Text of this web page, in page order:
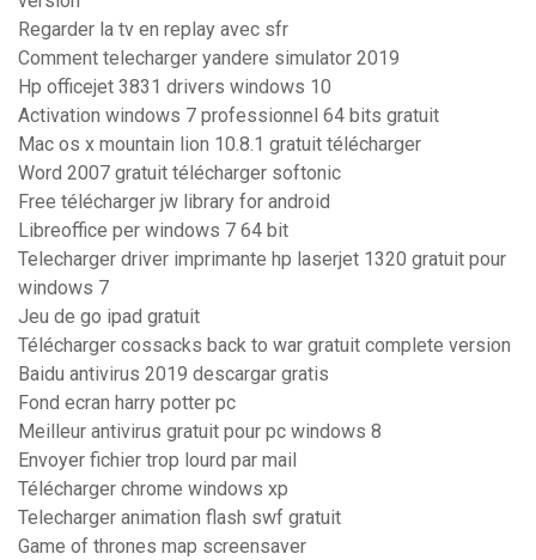
Regarder la tv en replay avec sfr
Comment telecharger yandere simulator 2019
Hp officejet 3831 drivers windows 10
Activation windows 7 professionnel 64 bits gratuit
Mac os x mountain lion 10.8.1 gratuit télécharger
Word 2007 gratuit télécharger softonic
Free télécharger jw library for android
Libreoffice per windows 7 64 bit
Telecharger driver imprimante hp laserjet 1320 gratuit pour
windows 7
Jeu de go ipad gratuit
Télécharger cossacks back to war gratuit complete version
Baidu antivirus 2019 descargar gratis
Fond ecran harry potter pc
Meilleur antivirus gratuit pour pc windows 8
Envoyer fichier trop lourd par mail
Télécharger chrome windows xp
Telecharger animation flash swf gratuit
Game of thrones map screensaver